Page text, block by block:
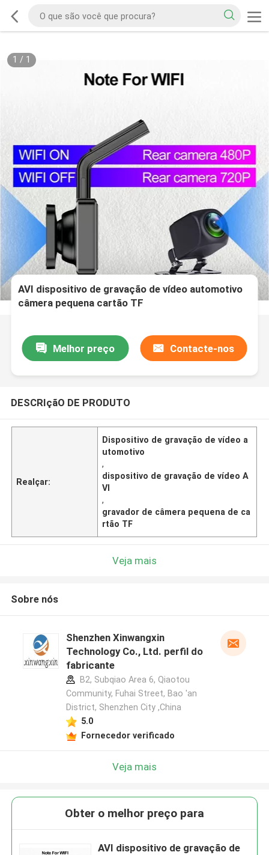
1 / 1
AVI dispositivo de gravação de vídeo automotivo
câmera pequena cartão TF
Melhor preço Contacte-nos
DESCRIçãO DE PRODUTO
Realçar:
Dispositivo de gravação de vídeo a
utomotivo
,
dispositivo de gravação de vídeo A
VI
,
gravador de câmera pequena de ca
rtão TF
Veja mais
Sobre nós
Shenzhen Xinwangxin
Technology Co., Ltd. perfil do
fabricante
B2, Subqiao Area 6, Qiaotou
Community, Fuhai Street, Bao 'an
District, Shenzhen City ,China
5.0
Fornecedor verificado
Veja mais
Obter o melhor preço para
AVI dispositivo de gravação de